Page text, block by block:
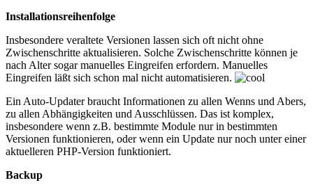
Installationsreihenfolge
Insbesondere veraltete Versionen lassen sich oft nicht ohne
Zwischenschritte aktualisieren. Solche Zwischenschritte können je
nach Alter sogar manuelles Eingreifen erfordern. Manuelles
Eingreifen läßt sich schon mal nicht automatisieren.
Ein Auto-Updater braucht Informationen zu allen Wenns und Abers,
zu allen Abhängigkeiten und Ausschlüssen. Das ist komplex,
insbesondere wenn z.B. bestimmte Module nur in bestimmten
Versionen funktionieren, oder wenn ein Update nur noch unter einer
aktuelleren PHP-Version funktioniert.
Backup